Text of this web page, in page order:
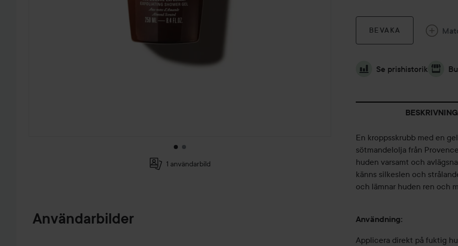
1 användarbild
Användarbilder
BEVAKA
Se prishistorik
BESKRIVNING
En kroppsskrubb med en
sötmandelolja från
huden varsamt och
känns silkeslen och
och lämnar huden ren och
Användning:
Applicera direkt på fuktig